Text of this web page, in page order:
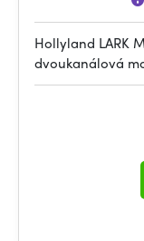
Hollyland LARK
dvoukanálová